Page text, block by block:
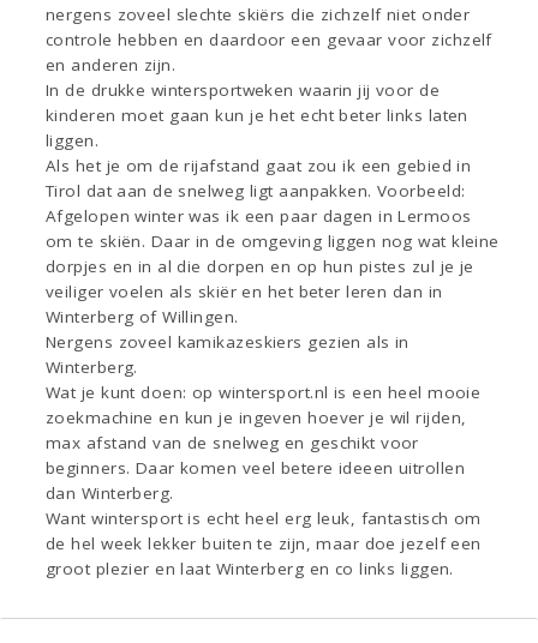
nergens zoveel slechte skiërs die zichzelf niet onder
controle hebben en daardoor een gevaar voor zichzelf
en anderen zijn.
In de drukke wintersportweken waarin jij voor de
kinderen moet gaan kun je het echt beter links laten
liggen.
Als het je om de rijafstand gaat zou ik een gebied in
Tirol dat aan de snelweg ligt aanpakken. Voorbeeld:
Afgelopen winter was ik een paar dagen in Lermoos
om te skiën. Daar in de omgeving liggen nog wat kleine
dorpjes en in al die dorpen en op hun pistes zul je je
veiliger voelen als skiër en het beter leren dan in
Winterberg of Willingen.
Nergens zoveel kamikazeskiers gezien als in
Winterberg.
Wat je kunt doen: op wintersport.nl is een heel mooie
zoekmachine en kun je ingeven hoever je wil rijden,
max afstand van de snelweg en geschikt voor
beginners. Daar komen veel betere ideeen uitrollen
dan Winterberg.
Want wintersport is echt heel erg leuk, fantastisch om
de hel week lekker buiten te zijn, maar doe jezelf een
groot plezier en laat Winterberg en co links liggen.